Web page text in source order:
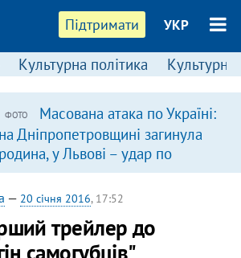
Підтримати УКР
Культурна політика Культурні
ФОТО
Масована атака по Україні:
на Дніпропетровщині загинула
родина, у Львові – удар по
(доповнюється)
— 20 січня 2016, 17:52
трейлер до
самогубців"